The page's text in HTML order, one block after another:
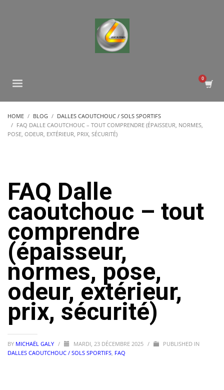
HOME BLOG
DALLES CAOUTCHOUC / SOLS SPORTIFS
FAQ DALLE CAOUTCHOUC – TOUT COMPRENDRE (ÉPAISSEUR, NORMES,
POSE, ODEUR, EXTÉRIEUR, PRIX, SÉCURITÉ)
FAQ Dalle
caoutchouc – tout
comprendre
(épaisseur,
normes, pose,
odeur, extérieur,
prix, sécurité)
BY MICHAËL GALY / MARDI, 23 DÉCEMBRE 2025 /
PUBLISHED IN
DALLES CAOUTCHOUC / SOLS SPORTIFS, FAQ